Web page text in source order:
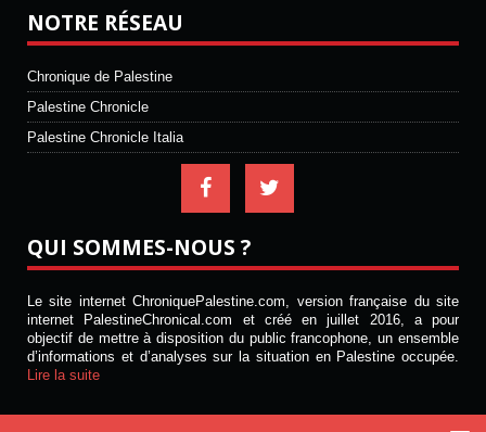
NOTRE RÉSEAU
Chronique de Palestine
Palestine Chronicle
Palestine Chronicle Italia
QUI SOMMES-NOUS ?
Le site internet ChroniquePalestine.com, version française du site
internet PalestineChronical.com et créé en juillet 2016, a pour
objectif de mettre à disposition du public francophone, un ensemble
d’informations et d’analyses sur la situation en Palestine occupée.
Lire la suite